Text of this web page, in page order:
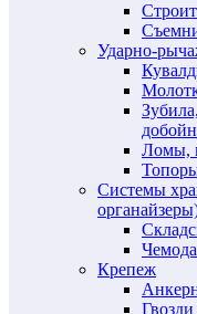
Ударно-
Ломы,
Системы
Крепеж